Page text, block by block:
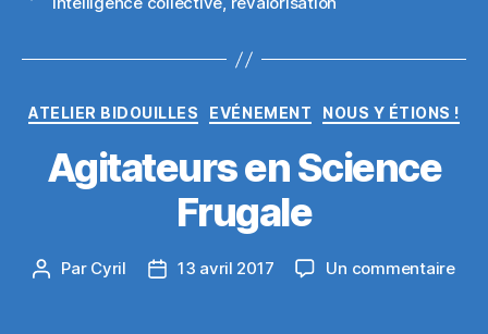
Catégories
ATELIER BIDOUILLES EVÉNEMENT NOUS Y ÉTIONS !
Agitateurs en Science
Frugale
Auteur
Par Cyril
Date13 avril 2017 Un commentairesur